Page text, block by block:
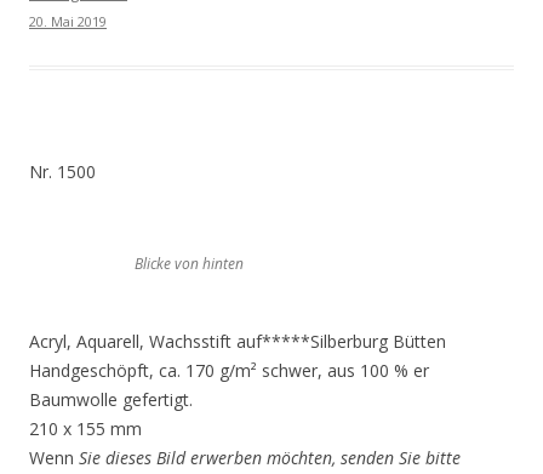
20. Mai 2019
Nr. 1500
Blicke von hinten
Acryl, Aquarell, Wachsstift auf*****Silberburg Bütten
Handgeschöpft, ca. 170 g/m² schwer, aus 100 % er
Baumwolle gefertigt.
210 x 155 mm
Wenn Sie dieses Bild erwerben möchten, senden Sie bitte